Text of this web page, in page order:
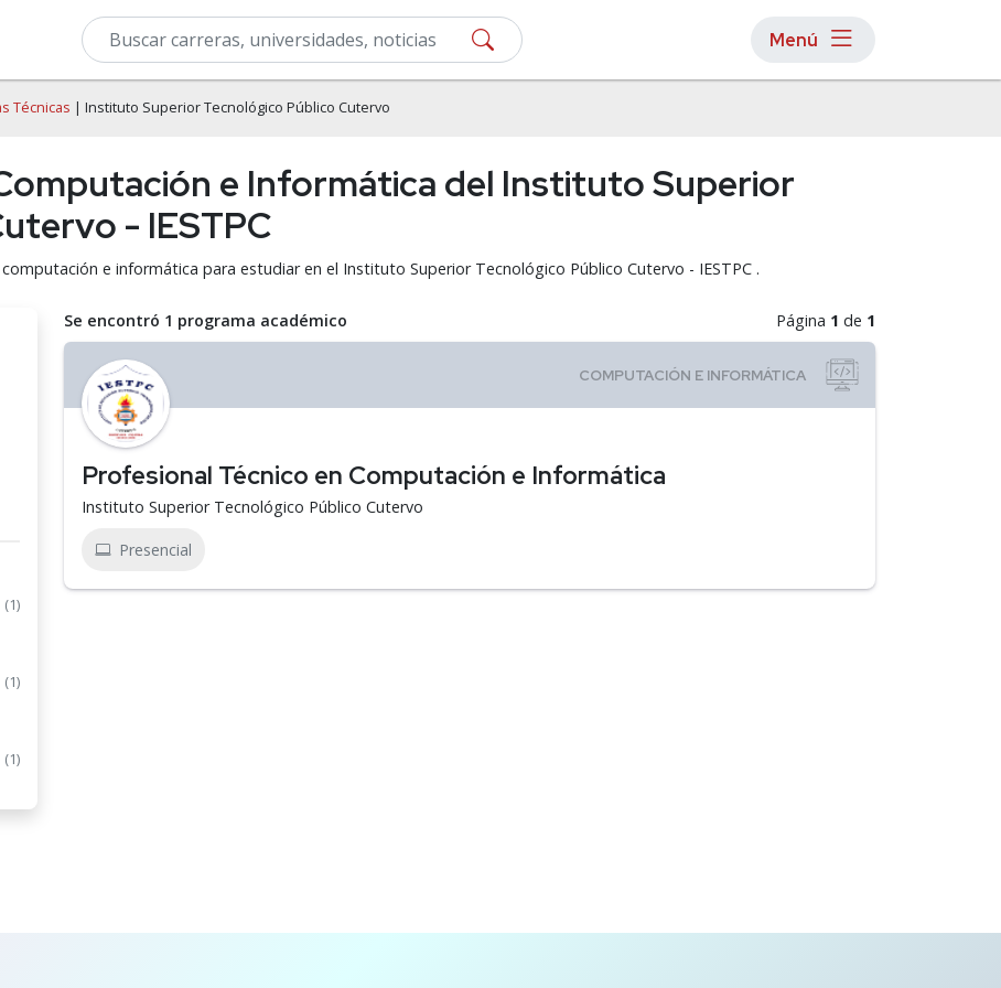
Menú
Técnicas | Instituto Superior Tecnológico Público Cutervo
e Informática del Instituto Superior
- IESTPC
e informática para estudiar en el Instituto Superior Tecnológico Público Cutervo - IESTPC .
(1)
(1)
(1)
Se encontró 1 programa académico Página 1 de 1
Profesional Técnico en Computación e Informática
Instituto Superior Tecnológico Público Cutervo
Presencial